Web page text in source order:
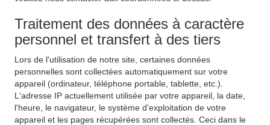
Traitement des données à caractère
personnel et transfert à des tiers
Lors de l'utilisation de notre site, certaines données
personnelles sont collectées automatiquement sur votre
appareil (ordinateur, téléphone portable, tablette, etc.).
L'adresse IP actuellement utilisée par votre appareil, la date,
l'heure, le navigateur, le système d'exploitation de votre
appareil et les pages récupérées sont collectés. Ceci dans le